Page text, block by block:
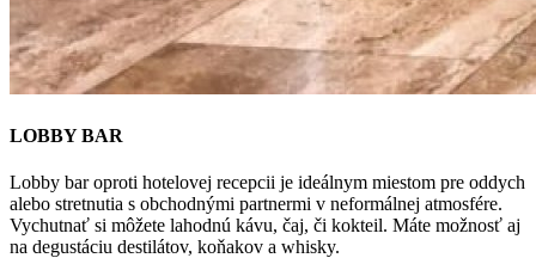
LOBBY BAR
Lobby bar oproti hotelovej recepcii je ideálnym miestom pre oddych
alebo stretnutia s obchodnými partnermi v neformálnej atmosfére.
Vychutnať si môžete lahodnú kávu, čaj, či kokteil. Máte možnosť aj
na degustáciu destilátov, koňakov a whisky.